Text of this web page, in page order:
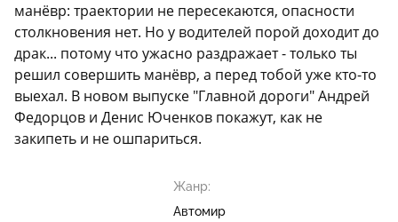
манёвр: траектории не пересекаются, опасности
столкновения нет. Но у водителей порой доходит до
драк... потому что ужасно раздражает - только ты
решил совершить манёвр, а перед тобой уже кто-то
выехал. В новом выпуске "Главной дороги" Андрей
Федорцов и Денис Юченков покажут, как не
закипеть и не ошпариться.
Жанр:
Автомир